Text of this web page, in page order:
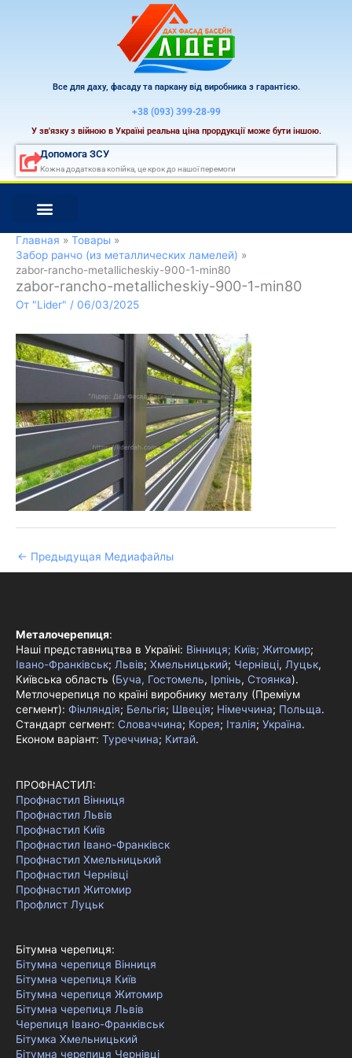
Все для даху, фасаду та паркану від виробника з гарантією.
+38 (093) 399-28-99
У зв'язку з війною в Україні реальна ціна прордукції може бути іншою.
Допомога ЗСУ
Кожна додаткова копійка, це крок до нашої перемоги
Главная
Товары
Забор ранчо (из металлических ламелей)
zabor-rancho-metallicheskiy-900-1-min80
zabor-rancho-metallicheskiy-900-1-min80
От "Lider" / 06/03/2025
← Предыдущая Медиафайлы
Металочерепиця:
Наші представництва в Україні: Вінниця; Київ; Житомир;
Івано-Франківськ; Львів; Хмельницький; Чернівці, Луцьк,
Київська область (Буча, Гостомель, Ірпінь, Стоянка).
Метлочерепиця по країні виробнику металу (Преміум
сегмент): Фінляндія; Бельгія; Швеція; Німеччина; Польща.
Стандарт сегмент: Словаччина; Корея; Італія; Україна.
Економ варіант: Туреччина; Китай.
ПРОФНАСТИЛ:
Профнастил Вінниця
Профнастил Львів
Профнастил Київ
Профнастил Івано-Франківск
Профнастил Хмельницький
Профнастил Чернівці
Профнастил Житомир
Профлист Луцьк
Бітумна черепиця:
Бітумна черепиця Вінниця
Бітумна черепиця Київ
Бітумна черепиця Житомир
Бітумна черепиця Львів
Черепиця Івано-Франківськ
Бітумка Хмельницький
Бітумна черепиця Чернівці